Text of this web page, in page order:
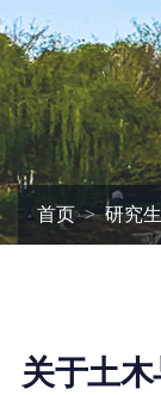
首页 研究
关于土